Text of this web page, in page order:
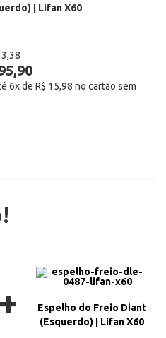
| Lifan X60
6x de R$ 15,98 no cartão sem
+
Espelho do Freio Diant
(Esquerdo) | Lifan X60